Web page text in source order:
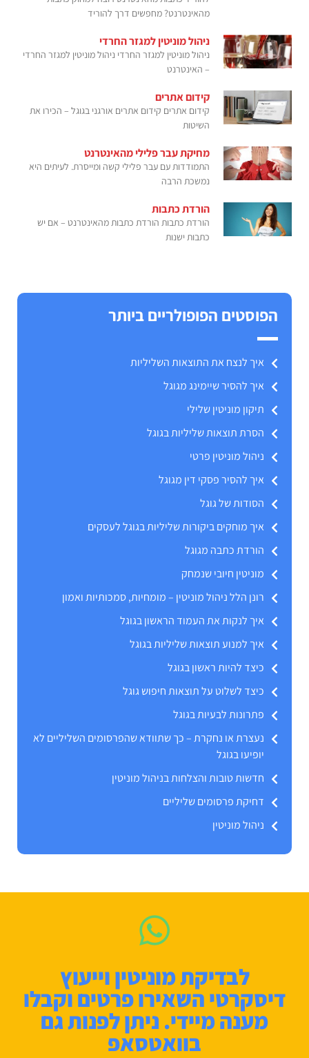
מהאינטרנט? מחפשים דרך להוריד
ניהול מוניטין למגזר החרדי
ניהול מוניטין למגזר החרדי ניהול מוניטין למגזר החרדי
– האינטרנט
קידום אתרים
קידום אתרים קידום אתרים אורגני בגוגל – הכירו את
השיטות
מחיקת עבר פלילי מהאינטרנט
התמודדות עם עבר פלילי קשה ומייסרת. לעיתים היא
נמשכת הרבה
הורדת כתבות
הורדת כתבות הורדת כתבות מהאינטרנט – אם יש
כתבות ישנות
הפוסטים הפופולריים ביותר
איך לנצח את התוצאות השליליות
איך להסיר שיימינג מגוגל
תיקון מוניטין שלילי
הסרת תוצאות שליליות בגוגל
ניהול מוניטין פרטי
איך להסיר פסקי דין מגוגל
הסודות של גוגל
איך מוחקים ביקורות שליליות בגוגל לעסקים
הורדת כתבה מגוגל
מוניטין חיובי שנמחק
רונן הלל ניהול מוניטין – מומחיות, סמכותיות ואמון
איך לנקות את העמוד הראשון בגוגל
איך למנוע תוצאות שליליות בגוגל
כיצד להיות ראשון בגוגל
כיצד לשלוט על תוצאות חיפוש גוגל
פתרונות לבעיות בגוגל
נעצרת או נחקרת – כך שתוודא שהפרסומים השליליים לא
יופיעו בגוגל
חדשות טובות והצלחות בניהול מוניטין
דחיקת פרסומים שליליים
ניהול מוניטין
לבדיקת מוניטין וייעוץ
דיסקרטי השאירו פרטים וקבלו
מענה מיידי. ניתן לפנות גם
בוואטסאפ